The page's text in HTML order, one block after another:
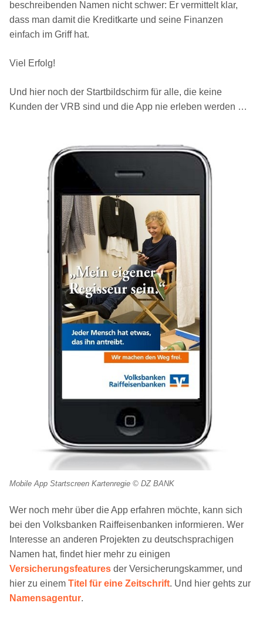
beschreibenden Namen nicht schwer: Er vermittelt klar,
dass man damit die Kreditkarte und seine Finanzen
einfach im Griff hat.
Viel Erfolg!
Und hier noch der Startbildschirm für alle, die keine
Kunden der VRB sind und die App nie erleben werden …
Mobile App Startscreen Kartenregie © DZ BANK
Wer noch mehr über die App erfahren möchte, kann sich
bei den Volksbanken Raiffeisenbanken informieren. Wer
Interesse an anderen Projekten zu deutschsprachigen
Namen hat, findet hier mehr zu einigen
Versicherungsfeatures der Versicherungskammer, und
hier zu einem Titel für eine Zeitschrift. Und hier gehts zur
Namensagentur.